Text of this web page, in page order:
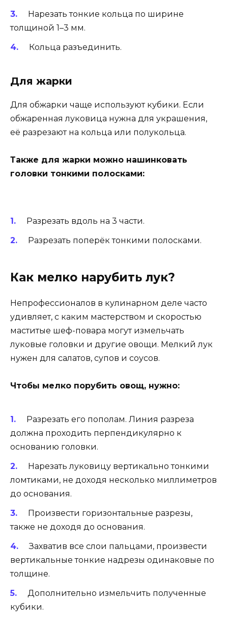
Нарезать тонкие кольца по ширине
толщиной 1–3 мм.
Кольца разъединить.
Для жарки
Для обжарки чаще используют кубики. Если
обжаренная луковица нужна для украшения,
её разрезают на кольца или полукольца.
Также для жарки можно нашинковать
головки тонкими полосками:
Разрезать вдоль на 3 части.
Разрезать поперёк тонкими полосками.
Как мелко нарубить лук?
Непрофессионалов в кулинарном деле часто
удивляет, с каким мастерством и скоростью
маститые шеф-повара могут измельчать
луковые головки и другие овощи. Мелкий лук
нужен для салатов, супов и соусов.
Чтобы мелко порубить овощ, нужно:
Разрезать его пополам. Линия разреза
должна проходить перпендикулярно к
основанию головки.
Нарезать луковицу вертикально тонкими
ломтиками, не доходя несколько миллиметров
до основания.
Произвести горизонтальные разрезы,
также не доходя до основания.
Захватив все слои пальцами, произвести
вертикальные тонкие надрезы одинаковые по
толщине.
Дополнительно измельчить полученные
кубики.